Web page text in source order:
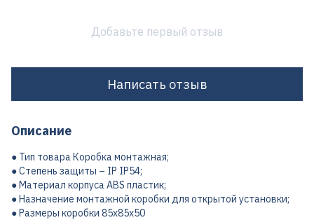
Добавьте первый отзыв
Написать отзыв
Описание
● Тип товара Коробка монтажная;
● Степень защиты – IP IP54;
● Материал корпуса ABS пластик;
● Назначение монтажной коробки для открытой установки;
● Размеры коробки 85х85х50